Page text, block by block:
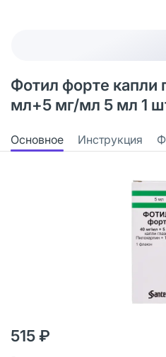
Фотил форте капли
мл+5 мг/мл 5 мл 1
Основное Инструкция
515 ₽